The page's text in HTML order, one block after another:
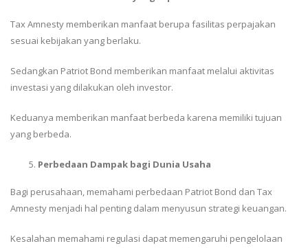
Tax Amnesty memberikan manfaat berupa fasilitas perpajakan
sesuai kebijakan yang berlaku.
Sedangkan Patriot Bond memberikan manfaat melalui aktivitas
investasi yang dilakukan oleh investor.
Keduanya memberikan manfaat berbeda karena memiliki tujuan
yang berbeda.
Perbedaan Dampak bagi Dunia Usaha
Bagi perusahaan, memahami perbedaan Patriot Bond dan Tax
Amnesty menjadi hal penting dalam menyusun strategi keuangan.
Kesalahan memahami regulasi dapat memengaruhi pengelolaan